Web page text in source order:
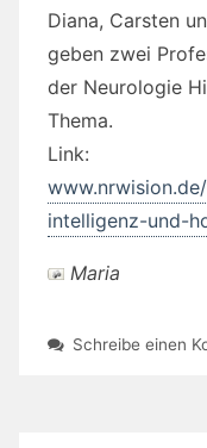
Diana, Carsten
geben zwei
der Neurologie
Thema.
Link:
intelligenz-und-
Maria
Schreibe einen